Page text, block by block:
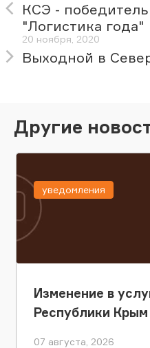
КСЭ -
"Логистика года"
20 ноября, 2020
Выходной в
Другие
Изменение в
Республики Крым
07 августа, 2026
уведомления